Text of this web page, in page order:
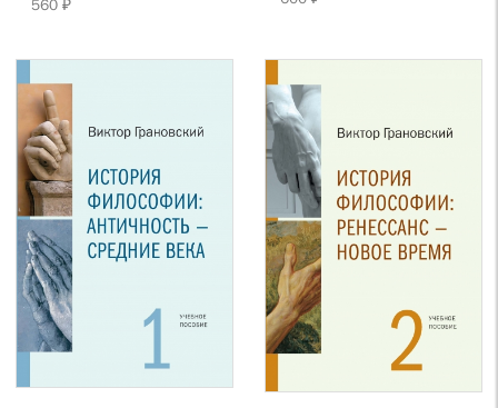
560 ₽